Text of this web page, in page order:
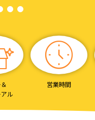
ル
営業時間